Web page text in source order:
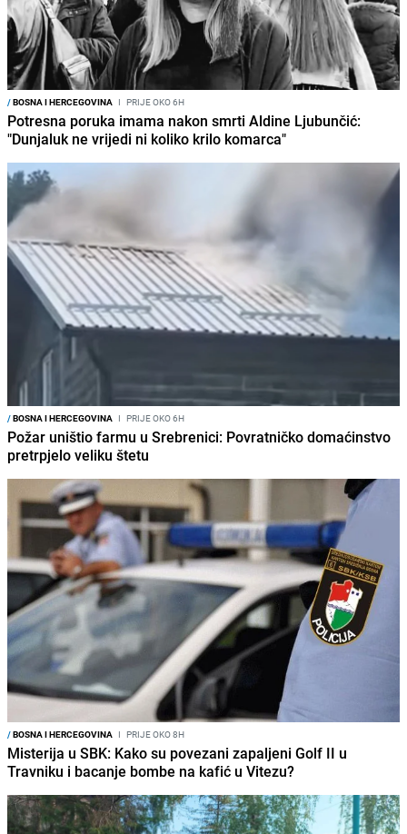
/BOSNA I HERCEGOVINA I PRIJE OKO 6H
Potresna poruka imama nakon smrti Aldine Ljubunčić:
"Dunjaluk ne vrijedi ni koliko krilo komarca"
/BOSNA I HERCEGOVINA I PRIJE OKO 6H
Požar uništio farmu u Srebrenici: Povratničko domaćinstvo
pretrpjelo veliku štetu
/BOSNA I HERCEGOVINA I PRIJE OKO 8H
Misterija u SBK: Kako su povezani zapaljeni Golf II u
Travniku i bacanje bombe na kafić u Vitezu?